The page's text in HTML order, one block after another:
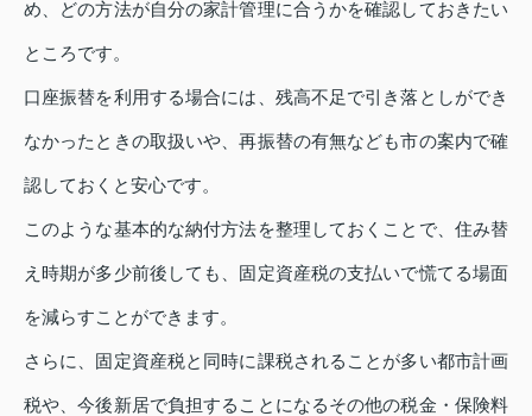
め、どの方法が自分の家計管理に合うかを確認しておきたい
ところです。
口座振替を利用する場合には、残高不足で引き落としができ
なかったときの取扱いや、再振替の有無なども市の案内で確
認しておくと安心です。
このような基本的な納付方法を整理しておくことで、住み替
え時期が多少前後しても、固定資産税の支払いで慌てる場面
を減らすことができます。
さらに、固定資産税と同時に課税されることが多い都市計画
税や、今後新居で負担することになるその他の税金・保険料